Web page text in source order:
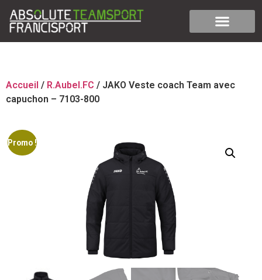
Accueil / R.Aubel.FC / JAKO Veste coach Team avec
capuchon – 7103-800
Promo !